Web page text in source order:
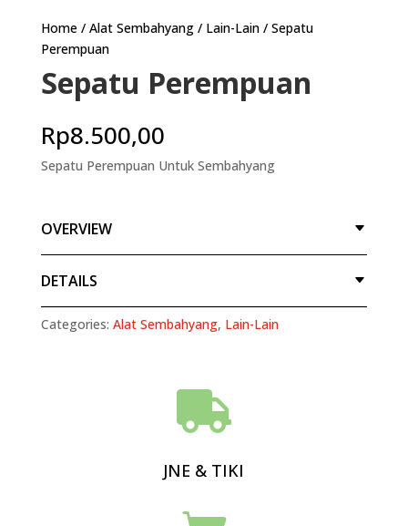
Home/ Alat Sembahyang/ Lain-Lain/ Sepatu
Perempuan
Sepatu Perempuan
Rp8.500,00
Sepatu Perempuan Untuk Sembahyang
OVERVIEW
DETAILS
Categories: Alat Sembahyang, Lain-Lain

JNE & TIKI